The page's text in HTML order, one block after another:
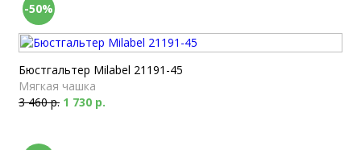
-50%
Бюстгальтер Milabel 21191-45
Мягкая чашка
3 460 р. 1 730 р.